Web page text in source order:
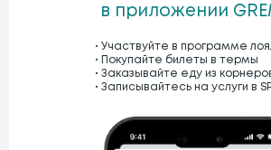
в приложении
Участвуйте в программе
Покупайте билеты в термы
Заказывайте еду из
Записывайтесь на услуги в